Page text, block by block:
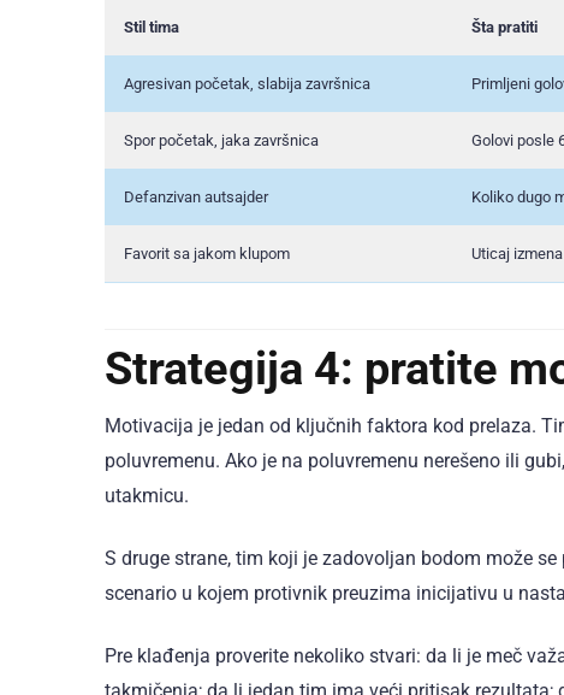
Stil tima Šta pratiti
Agresivan početak, slabija završnica Primljeni
Spor početak, jaka završnica Golovi posle
Defanzivan autsajder Koliko dugo
Favorit sa jakom klupom Uticaj izmena
Strategija 4: pratite
Motivacija je jedan od ključnih faktora kod prelaza.
poluvremenu. Ako je na poluvremenu nerešeno ili
utakmicu.
S druge strane, tim koji je zadovoljan bodom može
scenario u kojem protivnik preuzima inicijativu u
Pre klađenja proverite nekoliko stvari: da li je meč